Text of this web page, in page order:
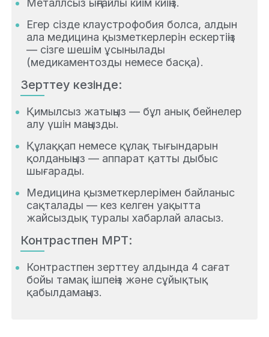
Егер сізде клаустрофобия болса, алдын
ала медицина қызметкерлерін ескертіңіз
— сізге шешім ұсынылады
(медикаментозды немесе басқа).
Зерттеу кезінде:
Қимылсыз жатыңыз — бұл анық бейнелер
алу үшін маңызды.
Құлаққап немесе құлақ тығындарын
қолданыңыз — аппарат қатты дыбыс
шығарады.
Медицина қызметкерлерімен байланыс
сақталады — кез келген уақытта
жайсыздық туралы хабарлай аласыз.
Контрастпен МРТ:
Контрастпен зерттеу алдында 4 сағат
бойы тамақ ішпеңіз және сұйықтық
қабылдамаңыз.